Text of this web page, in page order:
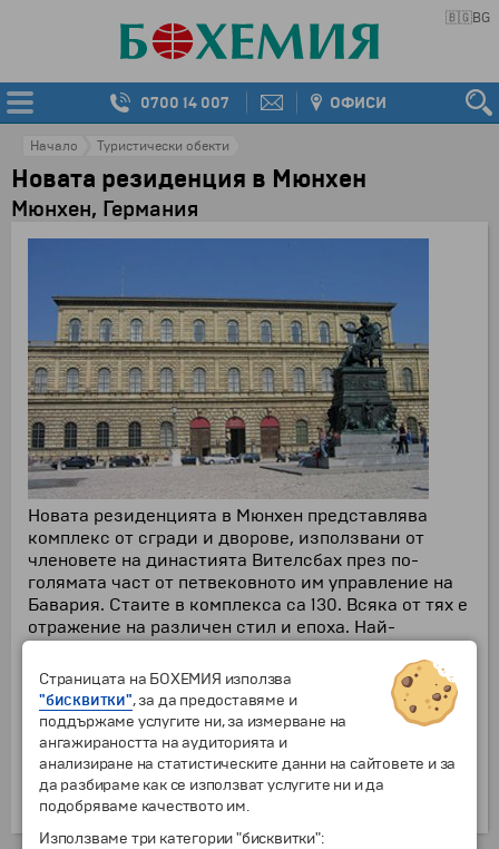
🇧🇬BG
0700 14 007 ОФИСИ
Начало Туристически обекти
Новата резиденция в Мюнхен
Мюнхен, Германия
Новата резиденцията в Мюнхен представлява
комплекс от сгради и дворове, използвани от
членовете на династията Вителсбах през по-
голямата част от петвековното им управление на
Бавария. Стаите в комплекса са 130. Всяка от тях е
отражение на различен стил и епоха. Най-
(залата с антики), богато украсеният параклис от
17 в., съкровищницата с фамилните бижута, залите
в стил рококо и неокласицизъм с богати картинни
колекции. Подобно на голяма част от сградите в
Мюнхен, Резиденцията е пострадала по време на
Втората световна война, но след това е
възстановена в първоначалния
Страницата на БОХЕМИЯ използва
"бисквитки", за да предоставяме и
поддържаме услугите ни, за измерване на
ангажираността на аудиторията и
анализиране на статистическите данни на сайтовете и за
да разбираме как се използват услугите ни и да
подобряваме качеството им.
Използваме три категории "бисквитки":